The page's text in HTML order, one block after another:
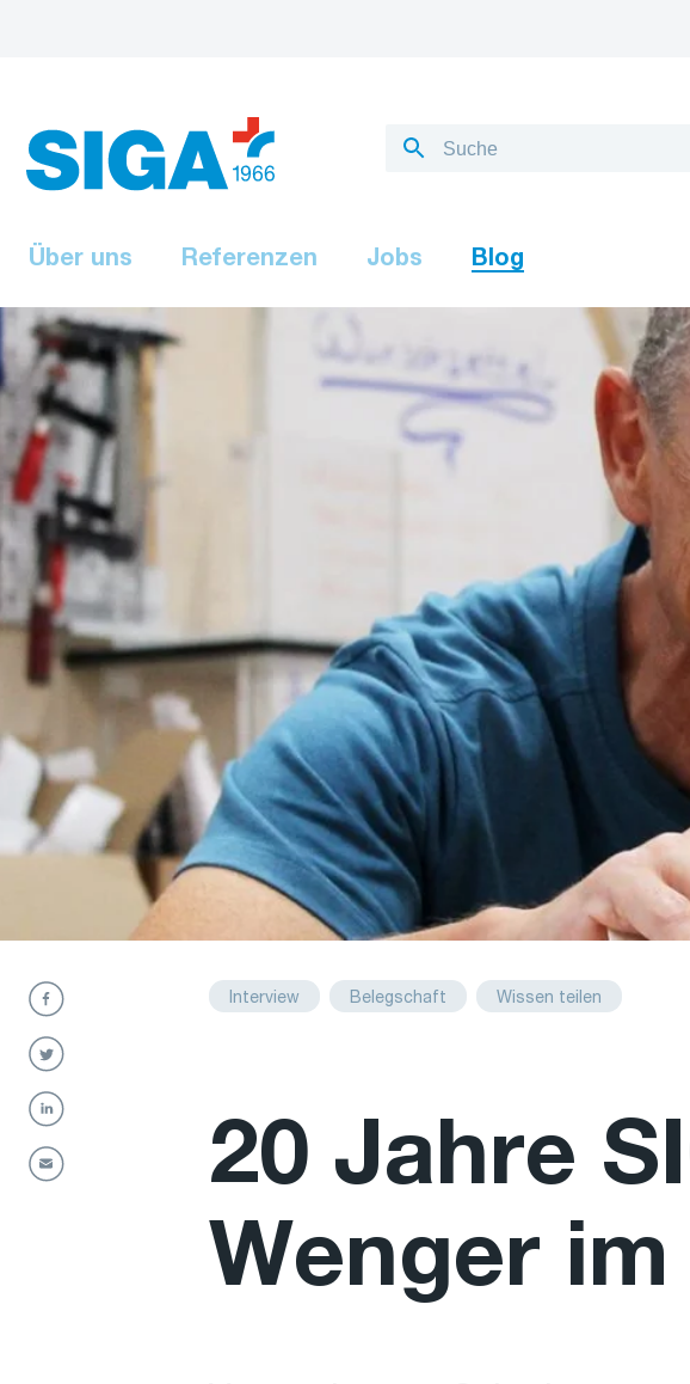
Über uns Referenzen Jobs Blog
Interview Belegschaft Wissen teilen
20 Jahre
Wenger